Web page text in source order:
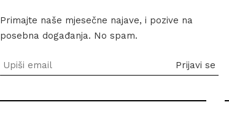
Primajte naše mjesečne najave, i pozive na
posebna događanja. No spam.